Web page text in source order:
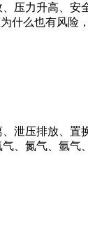
压力升高、
什么也有风险
泄压排放、
、氮气、氩气